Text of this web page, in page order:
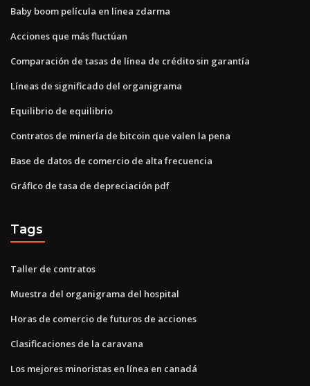
Baby boom película en línea zdarma
Acciones que más fluctúan
Comparación de tasas de línea de crédito sin garantía
Líneas de significado del organigrama
Equilibrio de equilibrio
Contratos de minería de bitcoin que valen la pena
Base de datos de comercio de alta frecuencia
Gráfico de tasa de depreciación pdf
Tags
Taller de contratos
Muestra del organigrama del hospital
Horas de comercio de futuros de acciones
Clasificaciones de la caravana
Los mejores minoristas en línea en canadá